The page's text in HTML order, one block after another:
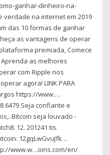
ganhar-dinheiro-na-
verdade na internet em 2019
das 10 formas de ganhar
as vantagens de operar
premiada, Comece
as melhores
com Ripple nos
agora! LINK PARA
https://www.…
6479 Seja confiante e
seja louvado -
12. 201241 tis.
12gqLwGvuJfk…
www.w…oins.com/en/